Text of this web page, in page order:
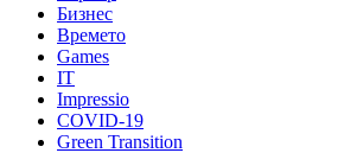
Бизнес
Времето
Games
IT
Impressio
COVID-19
Green Transition